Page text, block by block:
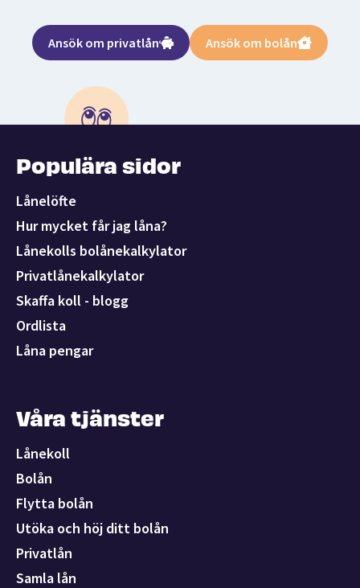
Ansök om privatlån Ansök om bolån
Populära sidor
Lånelöfte
Hur mycket får jag låna?
Lånekolls bolånekalkylator
Privatlånekalkylator
Skaffa koll - blogg
Ordlista
Låna pengar
Våra tjänster
Lånekoll
Bolån
Flytta bolån
Utöka och höj ditt bolån
Privatlån
Samla lån